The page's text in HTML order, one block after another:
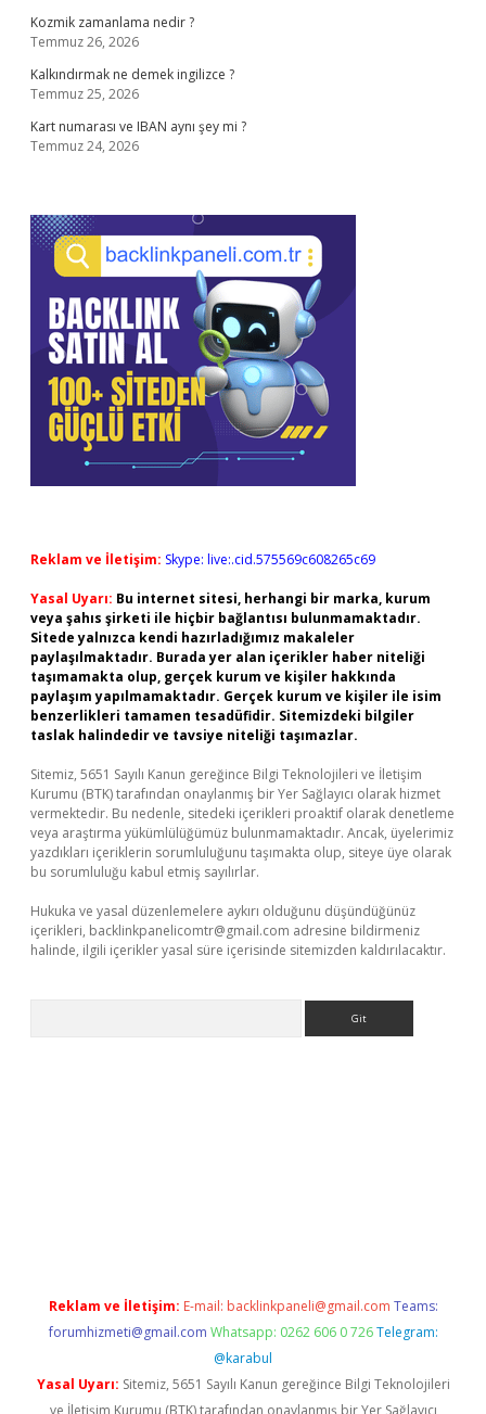
Kozmik zamanlama nedir ?
Temmuz 26, 2026
Kalkındırmak ne demek ingilizce ?
Temmuz 25, 2026
Kart numarası ve IBAN aynı şey mi ?
Temmuz 24, 2026
Reklam ve İletişim: Skype: live:.cid.575569c608265c69
Yasal Uyarı: Bu internet sitesi, herhangi bir marka, kurum
veya şahıs şirketi ile hiçbir bağlantısı bulunmamaktadır.
Sitede yalnızca kendi hazırladığımız makaleler
paylaşılmaktadır. Burada yer alan içerikler haber niteliği
taşımamakta olup, gerçek kurum ve kişiler hakkında
paylaşım yapılmamaktadır. Gerçek kurum ve kişiler ile isim
benzerlikleri tamamen tesadüfidir. Sitemizdeki bilgiler
taslak halindedir ve tavsiye niteliği taşımazlar.
Sitemiz, 5651 Sayılı Kanun gereğince Bilgi Teknolojileri ve İletişim
Kurumu (BTK) tarafından onaylanmış bir Yer Sağlayıcı olarak hizmet
vermektedir. Bu nedenle, sitedeki içerikleri proaktif olarak denetleme
veya araştırma yükümlülüğümüz bulunmamaktadır. Ancak, üyelerimiz
yazdıkları içeriklerin sorumluluğunu taşımakta olup, siteye üye olarak
bu sorumluluğu kabul etmiş sayılırlar.
Hukuka ve yasal düzenlemelere aykırı olduğunu düşündüğünüz
içerikleri, backlinkpanelicomtr@gmail.com adresine bildirmeniz
halinde, ilgili içerikler yasal süre içerisinde sitemizden kaldırılacaktır.
Reklam ve İletişim: E-mail: backlinkpaneli@gmail.com Teams:
forumhizmeti@gmail.com Whatsapp: 0262 606 0 726 Telegram:
@karabul
Yasal Uyarı: Sitemiz, 5651 Sayılı Kanun gereğince Bilgi Teknolojileri
ve İletişim Kurumu (BTK) tarafından onaylanmış bir Yer Sağlayıcı